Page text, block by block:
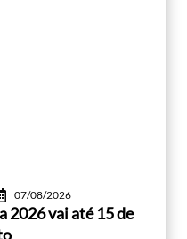
07/08/2026
2026 vai até 15 de